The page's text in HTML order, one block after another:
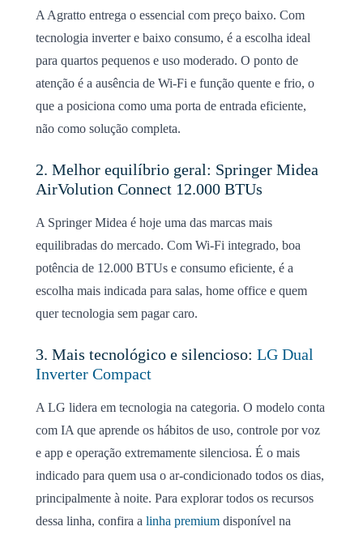
A Agratto entrega o essencial com preço baixo. Com
tecnologia inverter e baixo consumo, é a escolha ideal
para quartos pequenos e uso moderado. O ponto de
atenção é a ausência de Wi-Fi e função quente e frio, o
que a posiciona como uma porta de entrada eficiente,
não como solução completa.
2. Melhor equilíbrio geral: Springer Midea
AirVolution Connect 12.000 BTUs
A Springer Midea é hoje uma das marcas mais
equilibradas do mercado. Com Wi-Fi integrado, boa
potência de 12.000 BTUs e consumo eficiente, é a
escolha mais indicada para salas, home office e quem
quer tecnologia sem pagar caro.
3. Mais tecnológico e silencioso: LG Dual
Inverter Compact
A LG lidera em tecnologia na categoria. O modelo conta
com IA que aprende os hábitos de uso, controle por voz
e app e operação extremamente silenciosa. É o mais
indicado para quem usa o ar-condicionado todos os dias,
principalmente à noite. Para explorar todos os recursos
dessa linha, confira a linha premium disponível na